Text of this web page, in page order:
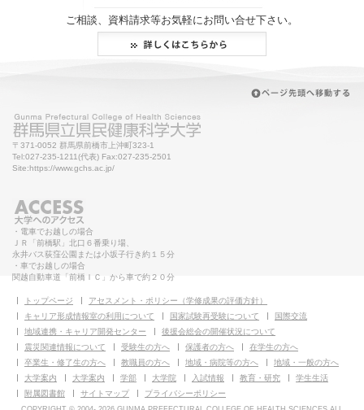
ご相談、資料請求等お気軽にお問い合せ下さい。
〒371-0052 群馬県前橋市上沖町323-1
Tel:027-235-1211(代表) Fax:027-235-2501
Site:https://www.gchs.ac.jp/
・電車でお越しの場合
ＪＲ「前橋駅」北口６番乗り場、
永井バス荻窪公園または小坂子行き約１５分
・車でお越しの場合
関越自動車道「前橋ＩＣ」から車で約２０分
トップページ
アセスメント・ポリシー（学修成果の評価方針）
キャリア形成情報室の利用について
国家試験再受験について
国際交流
地域連携・キャリア開発センター
後援会総会の開催状況について
震災関連情報について
受験生の方へ 保護者の方へ
在学生の方へ
卒業生・修了生の方へ
教職員の方へ 地域・病院等の方へ
地域・一般の方へ
大学案内
大学案内 学部 大学院 入試情報 教育・研究
学生生活
附属図書館
サイトマップ プライバシーポリシー